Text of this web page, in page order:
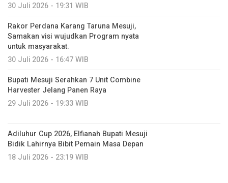
30 Juli 2026 - 19:31 WIB
Rakor Perdana Karang Taruna Mesuji,
Samakan visi wujudkan Program nyata
untuk masyarakat.
30 Juli 2026 - 16:47 WIB
Bupati Mesuji Serahkan 7 Unit Combine
Harvester Jelang Panen Raya
29 Juli 2026 - 19:33 WIB
Adiluhur Cup 2026, Elfianah Bupati Mesuji
Bidik Lahirnya Bibit Pemain Masa Depan
18 Juli 2026 - 23:19 WIB